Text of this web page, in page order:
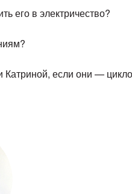
его в электричество?
Катриной, если они —